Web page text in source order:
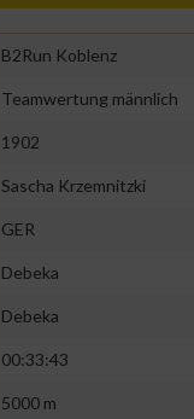
B2Run Koblenz
Teamwertung männlich
1902
Sascha Krzemnitzki
GER
Debeka
Debeka
00:33:43
5000 m